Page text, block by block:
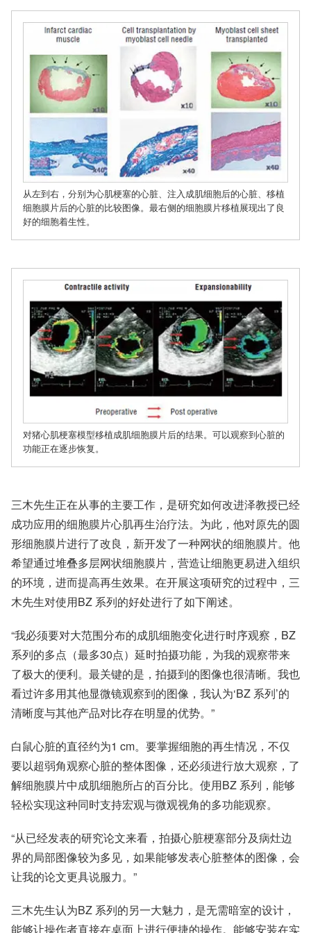
从左到右，分别为心肌梗塞的心脏、注入成肌细胞后的心脏、移植
细胞膜片后的心脏的比较图像。最右侧的细胞膜片移植展现出了良
好的细胞着生性。
对猪心肌梗塞模型移植成肌细胞膜片后的结果。可以观察到心脏的
功能正在逐步恢复。
三木先生正在从事的主要工作，是研究如何改进泽教授已经
成功应用的细胞膜片心肌再生治疗法。为此，他对原先的圆
形细胞膜片进行了改良，新开发了一种网状的细胞膜片。他
希望通过堆叠多层网状细胞膜片，营造让细胞更易进入组织
的环境，进而提高再生效果。在开展这项研究的过程中，三
木先生对使用BZ 系列的好处进行了如下阐述。
“我必须要对大范围分布的成肌细胞变化进行时序观察，BZ
系列的多点（最多30点）延时拍摄功能，为我的观察带来
了极大的便利。最关键的是，拍摄到的图像也很清晰。我也
看过许多用其他显微镜观察到的图像，我认为‘BZ 系列’的
清晰度与其他产品对比存在明显的优势。”
白鼠心脏的直径约为1 cm。要掌握细胞的再生情况，不仅
要以超弱角观察心脏的整体图像，还必须进行放大观察，了
解细胞膜片中成肌细胞所占的百分比。使用BZ 系列，能够
轻松实现这种同时支持宏观与微观视角的多功能观察。
“从已经发表的研究论文来看，拍摄心脏梗塞部分及病灶边
界的局部图像较为多见，如果能够发表心脏整体的图像，会
让我的论文更具说服力。”
三木先生认为BZ 系列的另一大魅力，是无需暗室的设计，
能够让操作者直接在桌面上进行便捷的操作。能够安装在实